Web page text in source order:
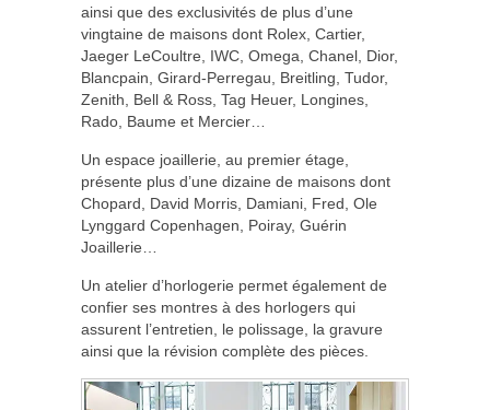
ainsi que des exclusivités de plus d’une
vingtaine de maisons dont Rolex, Cartier,
Jaeger LeCoultre, IWC, Omega, Chanel, Dior,
Blancpain, Girard-Perregau, Breitling, Tudor,
Zenith, Bell & Ross, Tag Heuer, Longines,
Rado, Baume et Mercier…
Un espace joaillerie, au premier étage,
présente plus d’une dizaine de maisons dont
Chopard, David Morris, Damiani, Fred, Ole
Lynggard Copenhagen, Poiray, Guérin
Joaillerie…
Un atelier d’horlogerie permet également de
confier ses montres à des horlogers qui
assurent l’entretien, le polissage, la gravure
ainsi que la révision complète des pièces.